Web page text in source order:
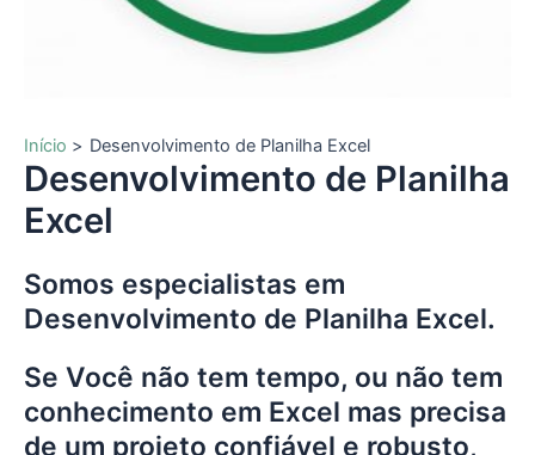
Início Desenvolvimento de Planilha Excel
Desenvolvimento de Planilha
Excel
Somos especialistas em
Desenvolvimento de Planilha Excel.
Se Você não tem tempo, ou não tem
conhecimento em Excel mas precisa
de um projeto confiável e robusto,